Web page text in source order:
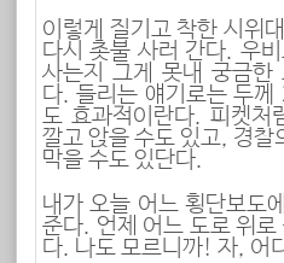
이렇게 질기고 착한 시위
다시 촛불 사러 간다. 우
사는지 그게 못내 궁금
다. 들리는 얘기로는 두
도 효과적이란다. 피켓처
깔고 앉을 수도 있고, 경찰
막을 수도 있단다.
내가 오늘 어느 횡단보도
준다. 언제 어느 도로 위
다. 나도 모르니까! 자, 어